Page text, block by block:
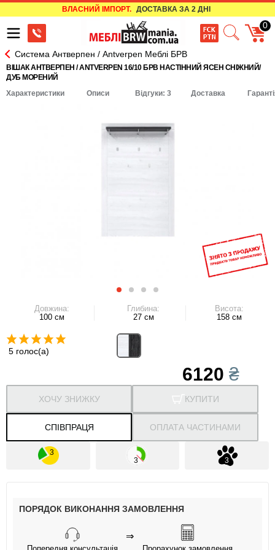
ВЛАСНИЙ ІМПОРТ. ДОСТАВКА ЗА 2 ДНІ
0
Система Антверпен / Antverpen Меблі БРВ
ВІШАК АНТВЕРПЕН / ANTVERPEN 16/10 БРВ НАСТІННИЙ ЯСЕН СНІЖНИЙ/
ДУБ МОРЕНИЙ
Характеристики
Описи Відгуки: 3 Доставка
Довжина:
100 см
Глибина:
27 см
Висота:
158 см
5 голос(а)
6120₴
КУПИТИ
СПІВПРАЦЯ
ХОЧУ ЗНИЖКУ
ОПЛАТА ЧАСТИНАМИ
ПОРЯДОК ВИКОНАННЯ ЗАМОВЛЕННЯ
⇒